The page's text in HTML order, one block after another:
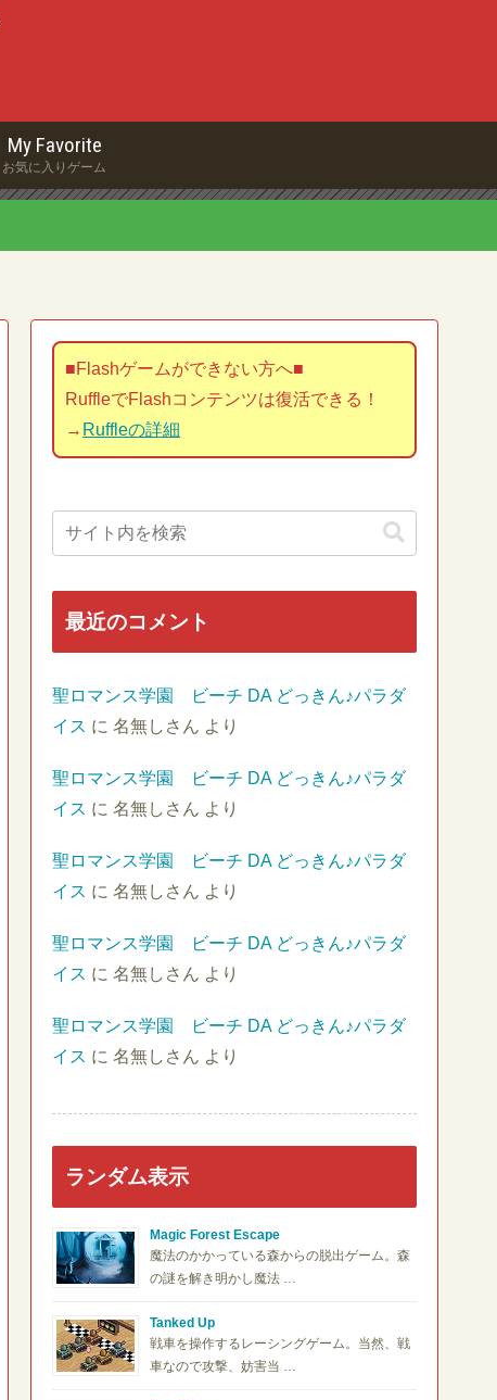
My Favorite
お気に入りゲーム
■Flashゲームができない方へ■
RuffleでFlashコンテンツは復活できる！
→ Ruffleの詳細
最近のコメント
聖ロマンス学園 ビーチ DA どっきん♪パラダ
イス に 名無しさん より
聖ロマンス学園 ビーチ DA どっきん♪パラダ
イス に 名無しさん より
聖ロマンス学園 ビーチ DA どっきん♪パラダ
イス に 名無しさん より
聖ロマンス学園 ビーチ DA どっきん♪パラダ
イス に 名無しさん より
聖ロマンス学園 ビーチ DA どっきん♪パラダ
イス に 名無しさん より
ランダム表示
Magic Forest Escape
魔法のかかっている森からの脱出ゲーム。森
の謎を解き明かし魔法 …
Tanked Up
戦車を操作するレーシングゲーム。当然、戦
車なので攻撃、妨害当 …